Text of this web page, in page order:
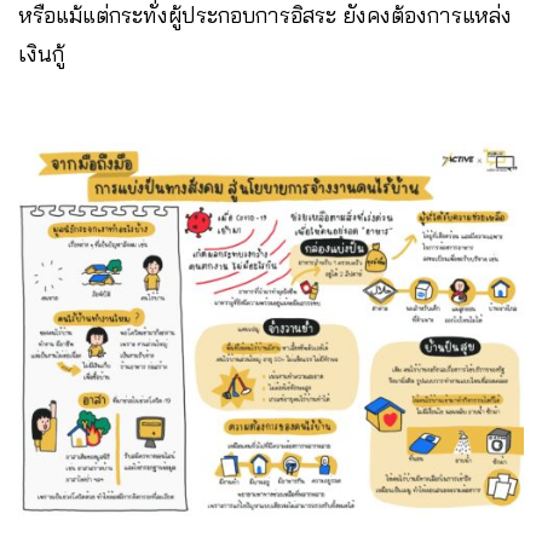
หรือแม้แต่กระทั่งผู้ประกอบการอิสระ ยังคงต้องการแหล่ง
เงินกู้